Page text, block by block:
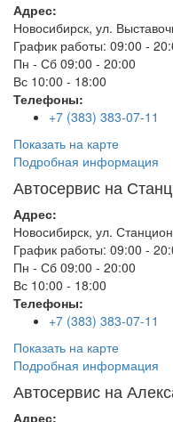
Адрес:
Новосибирск, ул.
График работы: 09:00 -
Пн - Сб 09:00 - 20:00
Вс 10:00 - 18:00
Телефоны:
+7 (383) 383-07-11
Показать на карте
Подробная информация
Автосервис на
Адрес:
Новосибирск, ул.
График работы: 09:00 -
Пн - Сб 09:00 - 20:00
Вс 10:00 - 18:00
Телефоны:
+7 (383) 383-07-11
Показать на карте
Подробная информация
Автосервис на
Адрес: